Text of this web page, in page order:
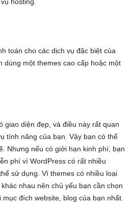
hosting.
toán cho các dịch vụ đặc biệt của
dùng một themes cao cấp hoặc một
giao diện đẹp, và điều này rất quan
tính năng của bạn. Vậy bạn có thể
Nhưng nếu có giới hạn kinh phí, bạn
phí vì WordPress có rất nhiều
sử dụng. Vì themes có nhiều loại
nhau nên chủ yếu bạn cần chọn
đích website, blog của bạn nhất.